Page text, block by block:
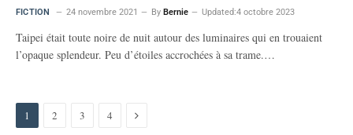
FICTION 24 novembre 2021 By Bernie Updated:4 octobre 2023
Taipei était toute noire de nuit autour des luminaires qui en trouaient
l’opaque splendeur. Peu d’étoiles accrochées à sa trame.…
1 2 3 4 Next